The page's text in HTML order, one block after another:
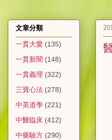
文章分類
一貫大愛 (135)
一貫新聞 (148)
一貫義理 (322)
三寶心法 (278)
中英道學 (221)
中醫臨床 (412)
中藥驗方 (290)